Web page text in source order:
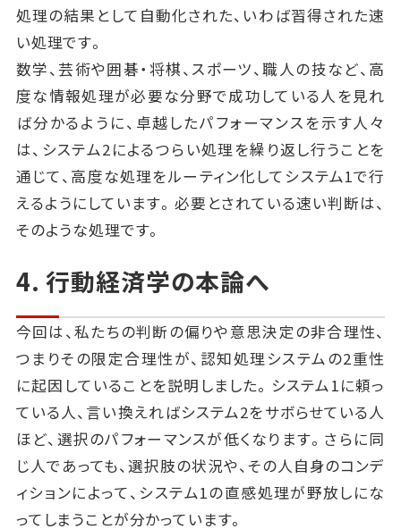
処理の結果として自動化された、いわば習得された速
い処理です。
数学、芸術や囲碁・将棋、スポーツ、職人の技など、高
度な情報処理が必要な分野で成功している人を見れ
ば分かるように、卓越したパフォーマンスを示す人々
は、システム2によるつらい処理を繰り返し行うことを
通じて、高度な処理をルーティン化してシステム1で行
えるようにしています。必要とされている速い判断は、
そのような処理です。
4. 行動経済学の本論へ
今回は、私たちの判断の偏りや意思決定の非合理性、
つまりその限定合理性が、認知処理システムの2重性
に起因していることを説明しました。システム1に頼っ
ている人、言い換えればシステム2をサボらせている人
ほど、選択のパフォーマンスが低くなります。さらに同
じ人であっても、選択肢の状況や、その人自身のコンデ
ィションによって、システム1の直感処理が野放しにな
ってしまうことが分かっています。